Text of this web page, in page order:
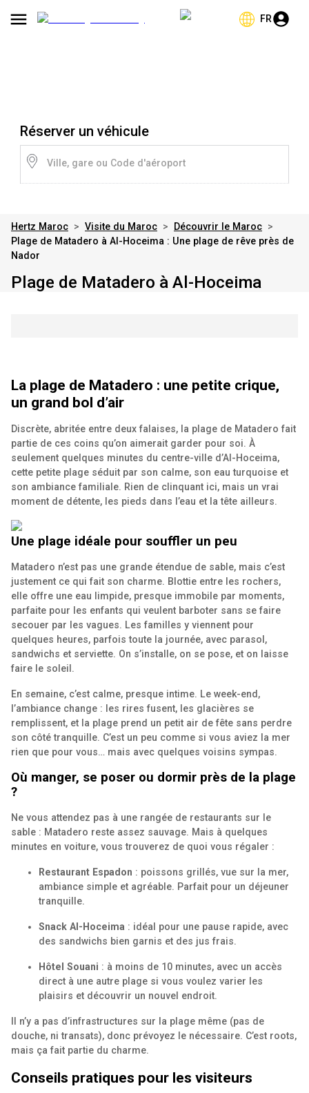
FR
Réserver un véhicule
Ville, gare ou Code d'aéroport
Hertz Maroc > Visite du Maroc > Découvrir le Maroc >
Plage de Matadero à Al-Hoceima : Une plage de rêve près de
Nador
Plage de Matadero à Al-Hoceima
La plage de Matadero : une petite crique,
un grand bol d’air
Discrète, abritée entre deux falaises, la plage de Matadero fait
partie de ces coins qu’on aimerait garder pour soi. À
seulement quelques minutes du centre-ville d’Al-Hoceima,
cette petite plage séduit par son calme, son eau turquoise et
son ambiance familiale. Rien de clinquant ici, mais un vrai
moment de détente, les pieds dans l’eau et la tête ailleurs.
Une plage idéale pour souffler un peu
Matadero n’est pas une grande étendue de sable, mais c’est
justement ce qui fait son charme. Blottie entre les rochers,
elle offre une eau limpide, presque immobile par moments,
parfaite pour les enfants qui veulent barboter sans se faire
secouer par les vagues. Les familles y viennent pour
quelques heures, parfois toute la journée, avec parasol,
sandwichs et serviette. On s’installe, on se pose, et on laisse
faire le soleil.
En semaine, c’est calme, presque intime. Le week-end,
l’ambiance change : les rires fusent, les glacières se
remplissent, et la plage prend un petit air de fête sans perdre
son côté tranquille. C’est un peu comme si vous aviez la mer
rien que pour vous… mais avec quelques voisins sympas.
Où manger, se poser ou dormir près de la plage
?
Ne vous attendez pas à une rangée de restaurants sur le
sable : Matadero reste assez sauvage. Mais à quelques
minutes en voiture, vous trouverez de quoi vous régaler :
Restaurant Espadon : poissons grillés, vue sur la mer,
ambiance simple et agréable. Parfait pour un déjeuner
tranquille.
Snack Al-Hoceima : idéal pour une pause rapide, avec
des sandwichs bien garnis et des jus frais.
Hôtel Souani : à moins de 10 minutes, avec un accès
direct à une autre plage si vous voulez varier les
plaisirs et découvrir un nouvel endroit.
Il n’y a pas d’infrastructures sur la plage même (pas de
douche, ni transats), donc prévoyez le nécessaire. C’est roots,
mais ça fait partie du charme.
Conseils pratiques pour les visiteurs